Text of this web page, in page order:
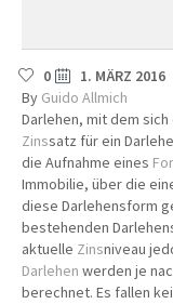
0
1. MÄRZ 2016
By Guido Allmich
Darlehen, mit dem
Zinssatz für ein
die Aufnahme eines
Immobilie, über die
diese Darlehensform
bestehenden
aktuelle Zinsniveau
Darlehen werden je
berechnet. Es fallen